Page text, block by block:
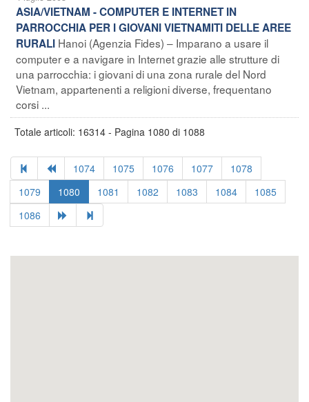
ASIA/VIETNAM - COMPUTER E INTERNET IN
PARROCCHIA PER I GIOVANI VIETNAMITI DELLE AREE
RURALI Hanoi (Agenzia Fides) – Imparano a usare il
computer e a navigare in Internet grazie alle strutture di
una parrocchia: i giovani di una zona rurale del Nord
Vietnam, appartenenti a religioni diverse, frequentano
corsi ...
Totale articoli: 16314 - Pagina 1080 di 1088
1074 1075 1076 1077
1078
1079
1080 1081 1082 1083 1084
1085
1086